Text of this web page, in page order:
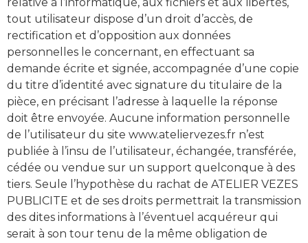
relative à l’informatique, aux fichiers et aux libertés,
tout utilisateur dispose d’un droit d’accès, de
rectification et d’opposition aux données
personnelles le concernant, en effectuant sa
demande écrite et signée, accompagnée d’une copie
du titre d’identité avec signature du titulaire de la
pièce, en précisant l’adresse à laquelle la réponse
doit être envoyée. Aucune information personnelle
de l’utilisateur du site www.ateliervezes.fr n’est
publiée à l’insu de l’utilisateur, échangée, transférée,
cédée ou vendue sur un support quelconque à des
tiers. Seule l’hypothèse du rachat de ATELIER VEZES
PUBLICITE et de ses droits permettrait la transmission
des dites informations à l’éventuel acquéreur qui
serait à son tour tenu de la même obligation de